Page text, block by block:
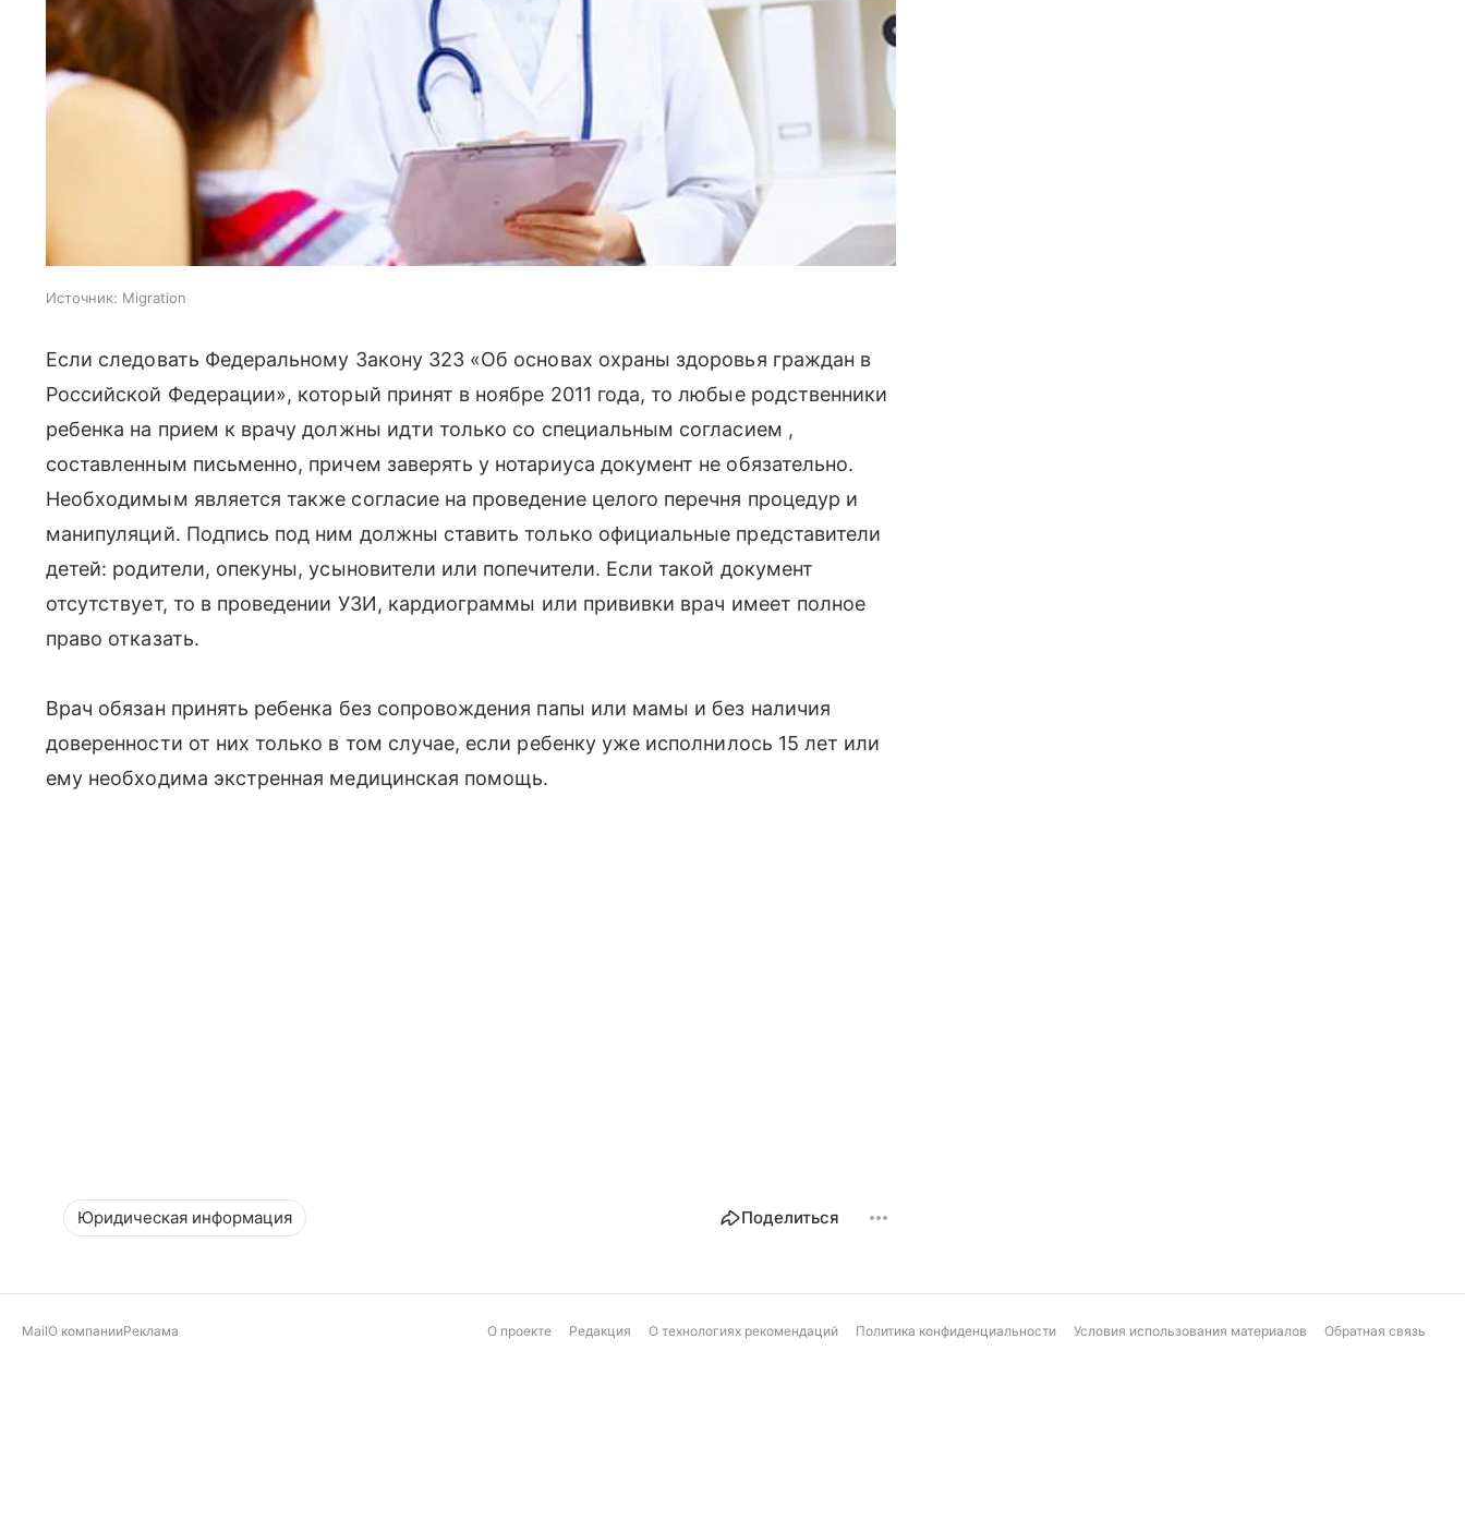
Источник: Migration
Если следовать Федеральному Закону 323 «Об основах охраны здоровья граждан в
Российской Федерации», который принят в ноябре 2011 года, то любые родственники
ребенка на прием к врачу должны идти только со специальным согласием ,
составленным письменно, причем заверять у нотариуса документ не обязательно.
Необходимым является также согласие на проведение целого перечня процедур и
манипуляций. Подпись под ним должны ставить только официальные представители
детей: родители, опекуны, усыновители или попечители. Если такой документ
отсутствует, то в проведении УЗИ, кардиограммы или прививки врач имеет полное
право отказать.
Врач обязан принять ребенка без сопровождения папы или мамы и без наличия
доверенности от них только в том случае, если ребенку уже исполнилось 15 лет или
ему необходима экстренная медицинская помощь.
Юридическая информация Поделиться
MailО компанииРеклама О проекте Редакция О технологиях рекомендаций Политика конфиденциальности Условия использования материалов Обратная связь